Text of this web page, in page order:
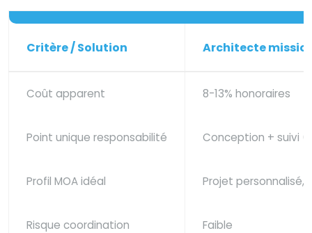
Critère / Solution Architecte
Coût apparent 8-13% honoraires
Point unique responsabilité Conception + suivi
Profil MOA idéal Projet personnalisé,
Risque coordination Faible